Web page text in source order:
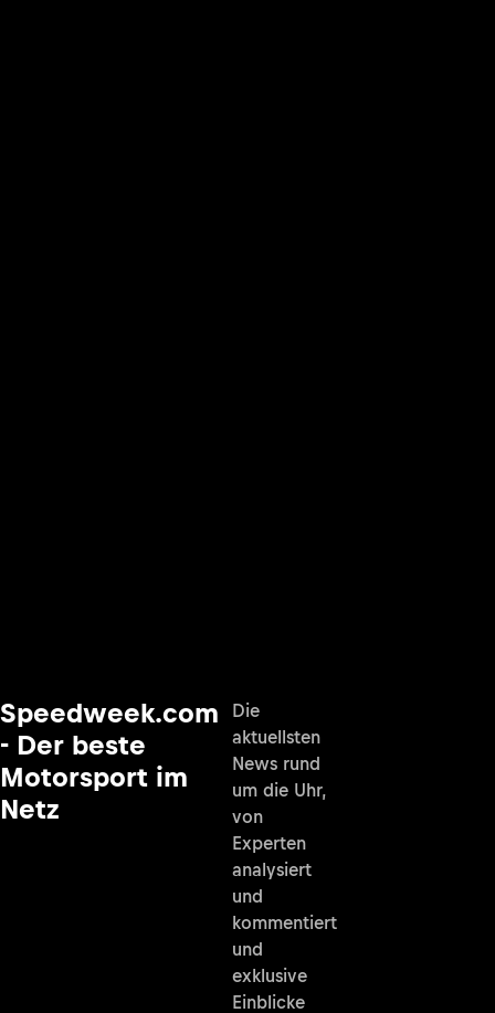
Speedweek.com
- Der beste
Motorsport im
Netz
Die
aktuellsten
News rund
um die Uhr,
von
Experten
analysiert
und
kommentiert
und
exklusive
Einblicke